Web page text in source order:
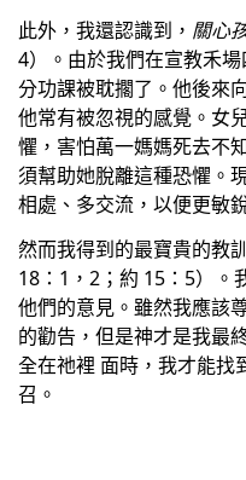
此外，我還認識到， 關心
4）。由於我們在宣教禾
分功課被耽擱了。他後來
他常有被忽視的感覺。女
懼，害怕萬一媽媽死去不
須幫助她脫離這種恐懼。
相處、多交流，以便更敏
然而我得到的最寶貴的教
18：1，2；約 15：5）。
他們的意見。雖然我應該
的勸告，但是神才是我最
全在祂裡 面時，我才能找
召。